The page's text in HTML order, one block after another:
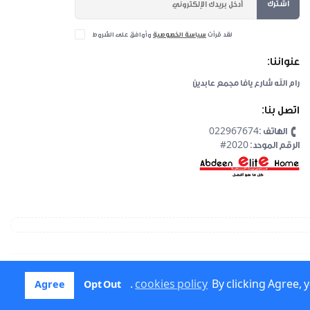
By clicking Agree,
cookies policy
.
Opt Out
Agree By clicking Agree,
cookies policy
.
Opt Out
Agree
اشترك
لقد قرأت سياسة الخصوصية وأوافق على الشروط
عنواننا:
رام الله شارع يافا مجمع عابدين
اتصل بنا:
الهاتف :022967674
#2020 :الرقم الموحد